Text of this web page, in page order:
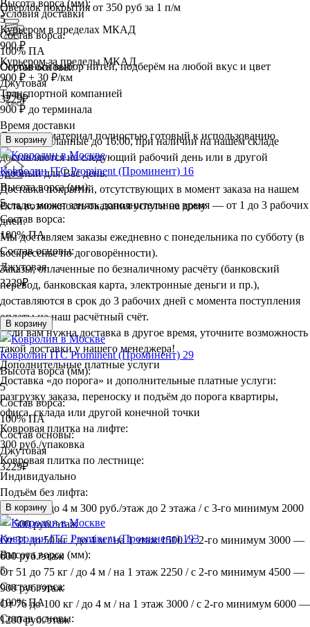
Оверлок покрытия от 350 руб за 1 п/м
Огромный выбор нитей, подберём на любой вкус и цвет
Доставим материал полностью готовый к использованию
Есть возможность оказания услуги на дому
Условия доставки
Курьером в пределах МКАД
900 ₽
Курьером за пределы МКАД
900 ₽ + 30 ₽/км
Транспортной компанией
900 ₽ до терминала
Время доставки
Заказы, сделанные до 16:00, при наличии на нашем складе
доставляются на следующий рабочий день или в другой
удобный для Вас день.
Доставка покрытий, отсутствующих в момент заказа на нашем
складе, может занять дополнительное время — от 1 до 3 рабочих
дней.
Мы доставляем заказы ежедневно с понедельника по субботу (в
воскресенье по договорённости).
Заказы, оплаченные по безналичному расчёту (банковский
перевод, банковская карта, электронные деньги и пр.),
доставляются в срок до 3 рабочих дней с момента поступления
оплаты на наш расчётный счёт.
Если вам нужна доставка в другое время, уточните возможность
такой доставки у нашего менеджера!
Дополнительные платные услуги
Доставка «до порога» и дополнительные платные услуги:
разгрузку заказа, переноску и подъём до порога квартиры,
офиса, склада или другой конечной точки
Ковровая плитка на лифте:
300 руб./упаковка
Ковровая плитка по лестнице:
Индивидуально
Подъём без лифта:
До 30 кг / до 4 м 300 руб./этаж до 2 этажа / с 3-го минимум 2000
— 500 руб./этаж
От 31 до 50 кг / до 4 м / на 1 этаж 1500 / с 2-го минимум 3000 —
600 руб./этаж
От 51 до 75 кг / до 4 м / на 1 этаж 2250 / с 2-го минимум 4500 —
900 руб./этаж
От 76 до 100 кг / до 4 м / на 1 этаж 3000 / с 2-го минимум 6000 —
1200 руб./этаж
Высота ворса (мм):
5
Состав ворса:
100% ПА
Состав основы:
Джутовая
3229₽
В корзину
Ковролин ITC Prominent (Проминент) 16
Высота ворса (мм):
5
Состав ворса:
100% ПА
Состав основы:
Джутовая
3229₽
В корзину
Ковролин ITC Prominent (Проминент) 29
Высота ворса (мм):
5
Состав ворса:
100% ПА
Состав основы:
Джутовая
3229₽
В корзину
Ковролин ITC Prominent (Проминент) 193
Высота ворса (мм):
5
Состав ворса:
100% ПА
Состав основы: